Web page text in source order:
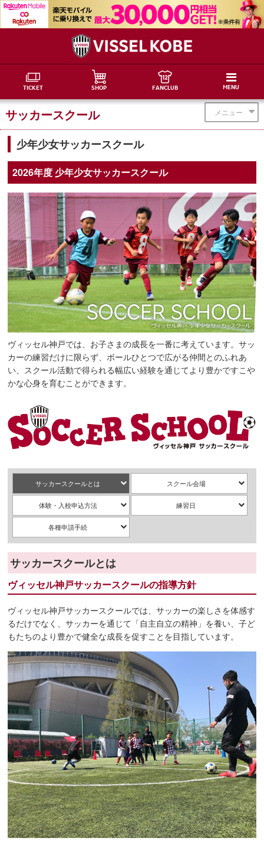
TICKET SHOP FANCLUB MENU
メニュー
サッカースクール
少年少女サッカースクール
2026年度 少年少女サッカースクール
ヴィッセル神戸では、お子さまの成長を一番に考えています。サッ
カーの練習だけに限らず、ボールひとつで広がる仲間とのふれあ
い、スクール活動で得られる幅広い経験を通じてより豊かですこや
かな心身を育むことができます。
サッカースクールとは スクール会場
体験・入校申込方法 練習日
各種申請手続
サッカースクールとは
ヴィッセル神戸サッカースクールの指導方針
ヴィッセル神戸サッカースクールでは、サッカーの楽しさを体感す
るだけでなく、サッカーを通じて「自主自立の精神」を養い、子ど
もたちのより豊かで健全な成長を促すことを目指しています。